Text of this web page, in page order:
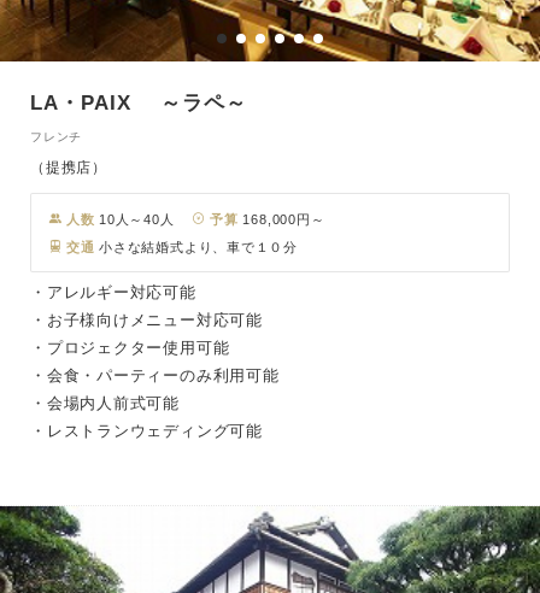
LA・PAIX ～ラペ～
フレンチ
（提携店）
人数 10人～40人 予算 168,000円～
交通 小さな結婚式より、車で１０分
・アレルギー対応可能
・お子様向けメニュー対応可能
・プロジェクター使用可能
・会食・パーティーのみ利用可能
・会場内人前式可能
・レストランウェディング可能